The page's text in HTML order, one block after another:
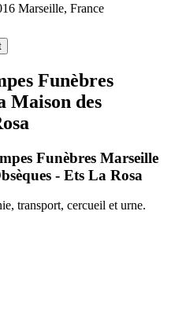
Marseille, France
Funèbres
Maison des
Funèbres Marseille
- Ets La Rosa
transport, cercueil et urne.